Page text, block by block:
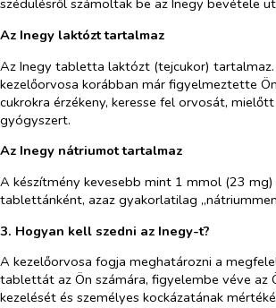
szédülésről számoltak be az Inegy bevétele
Az Inegy laktózt tartalmaz
Az Inegy tabletta laktózt (tejcukor)
kezelőorvosa korábban már figyelmeztette
cukrokra érzékeny, keresse fel orvosát,
gyógyszert.
Az Inegy nátriumot tartalmaz
A készítmény kevesebb mint 1 mmol (23
tablettánként, azaz gyakorlatilag
3. Hogyan kell szedni az Inegy-t?
A kezelőorvosa fogja meghatározni a
tablettát az Ön számára, figyelembe véve az
kezelését és személyes kockázatának